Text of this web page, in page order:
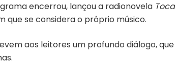
encerrou, lançou a radionovela
que se considera o próprio músico.
aos leitores um profundo diálogo,